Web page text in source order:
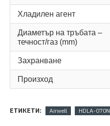
Хладилен агент
Диаметър на тръбата –
течност/газ (mm)
Захранване
Произход
ЕТИКЕТИ: Airwell HDLA-070N